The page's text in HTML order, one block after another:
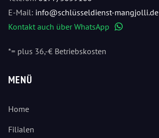
E-Mail: info@schlüsseldienst-mangjolli.de
Kontakt auch über WhatsApp
*= plus 36,-€ Betriebskosten
MENÜ
Home
Filialen